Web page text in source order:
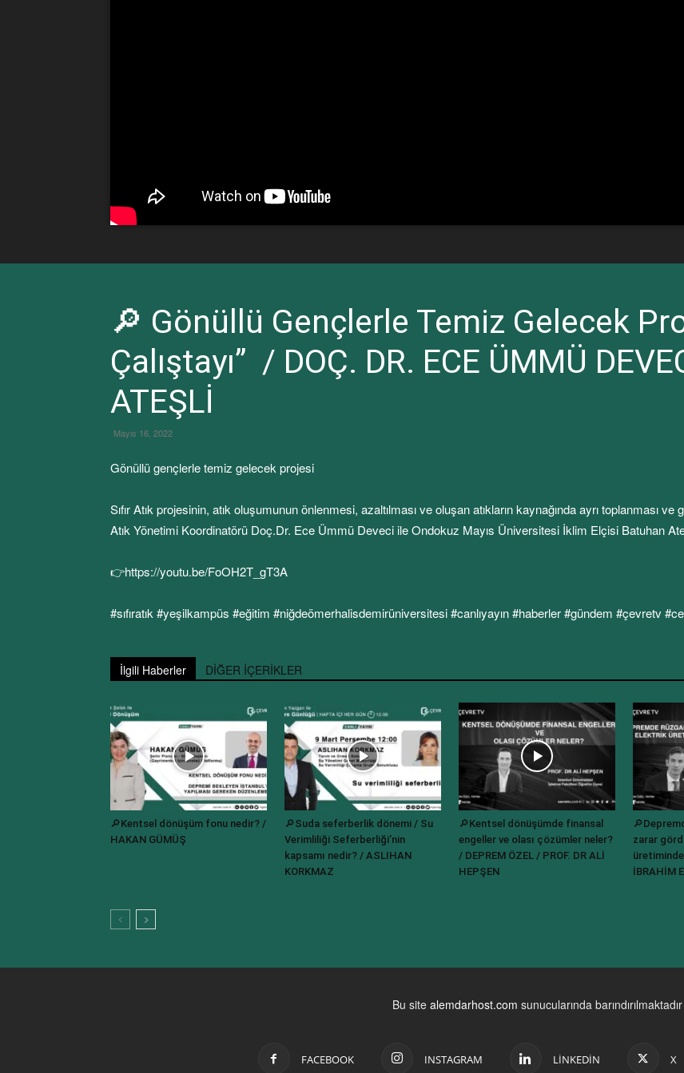
🔎 Gönüllü Gençlerle Temiz Gelecek
Çalıştayı” / DOÇ. DR. ECE ÜMMÜ
ATEŞLİ
Mayıs 16, 2022
Gönüllü gençlerle temiz gelecek projesi
Sıfır Atık projesinin, atık oluşumunun önlenmesi, azaltılması ve oluşan atıkların kaynağında ayrı
Atık Yönetimi Koordinatörü Doç.Dr. Ece Ümmü Deveci ile Ondokuz Mayıs Üniversitesi İklim Elçisi Batuhan
👉https://youtu.be/FoOH2T_gT3A
#sıfıratık #yeşilkampüs #eğitim #niğdeömerhalisdemirüniversitesi #canlıyayın #haberler #gündem #çevretv
İlgili Haberler DİĞER İÇERİKLER
🔎Kentsel dönüşüm fonu nedir? /
HAKAN GÜMÜŞ
🔎Suda seferberlik dönemi / Su
Verimliliği Seferberliği’nin
kapsamı nedir? / ASLIHAN
KORKMAZ
🔎Kentsel dönüşümde finansal
engeller ve olası çözümler neler?
/ DEPREM ÖZEL / PROF. DR ALİ
HEPŞEN
zarar
İBRAHİM
Bu site alemdarhost.com sunucularında barındırılmaktadır
FACEBOOK INSTAGRAM LINKEDIN X